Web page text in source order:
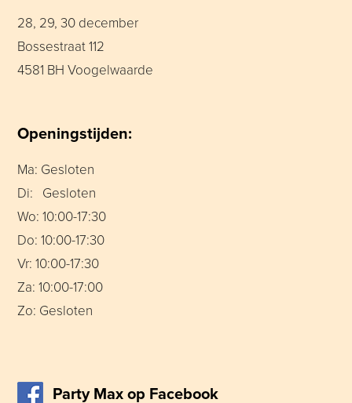
28, 29, 30 december
Bossestraat 112
4581 BH Voogelwaarde
Openingstijden:
Ma: Gesloten
Di: Gesloten
Wo: 10:00-17:30
Do: 10:00-17:30
Vr: 10:00-17:30
Za: 10:00-17:00
Zo: Gesloten
Party Max op Facebook